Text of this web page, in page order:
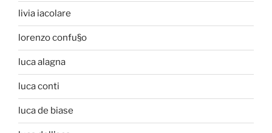
livia iacolare
lorenzo confu§o
luca alagna
luca conti
luca de biase